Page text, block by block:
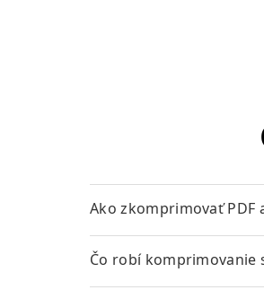
Ako zkomprimovať PDF
Čo robí komprimovanie